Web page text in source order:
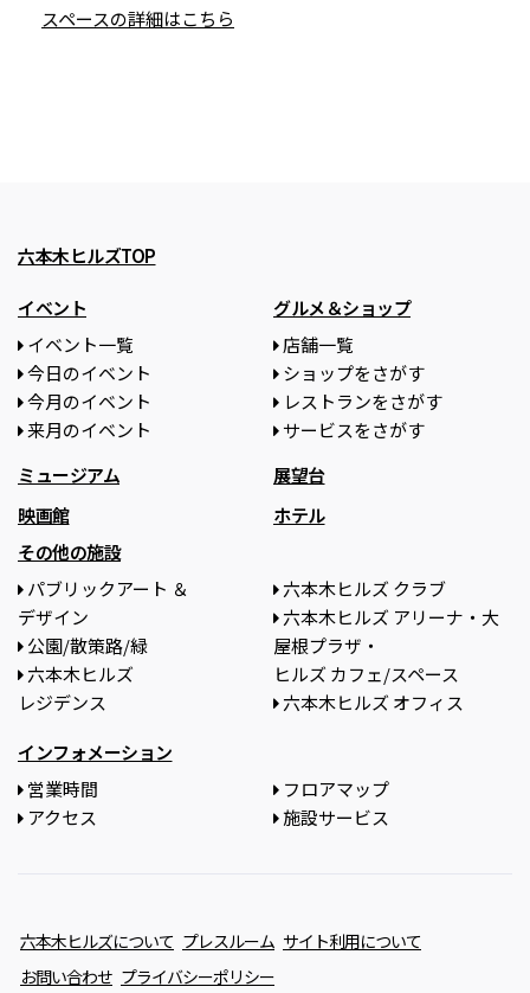
スペースの詳細はこちら
六本木ヒルズTOP
イベント
イベント一覧
今日のイベント
今月のイベント
来月のイベント
グルメ＆ショップ
店舗一覧
ショップをさがす
レストランをさがす
サービスをさがす
ミュージアム
映画館
展望台
ホテル
その他の施設
パブリックアート ＆
デザイン
公園/散策路/緑
六本木ヒルズ
レジデンス
六本木ヒルズ クラブ
六本木ヒルズ アリーナ・大
屋根プラザ・
ヒルズ カフェ/スペース
六本木ヒルズ オフィス
インフォメーション
営業時間
アクセス
フロアマップ
施設サービス
六本木ヒルズについて プレスルーム サイト利用について
お問い合わせ プライバシーポリシー